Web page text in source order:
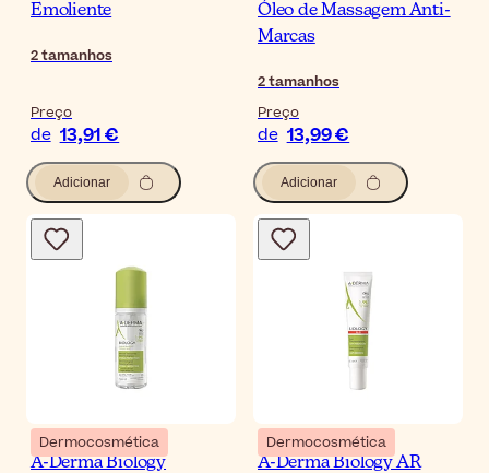
Emoliente
2tamanhos
Preço
de 13,91 €
Adicionar
Óleo de Massagem Anti-
Marcas
2tamanhos
Preço
de 13,99 €
Adicionar
Dermocosmética
A-Derma Biology
Dermocosmética
A-Derma Biology AR